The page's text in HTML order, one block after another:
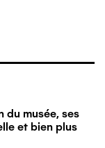
du musée, ses
et bien plus